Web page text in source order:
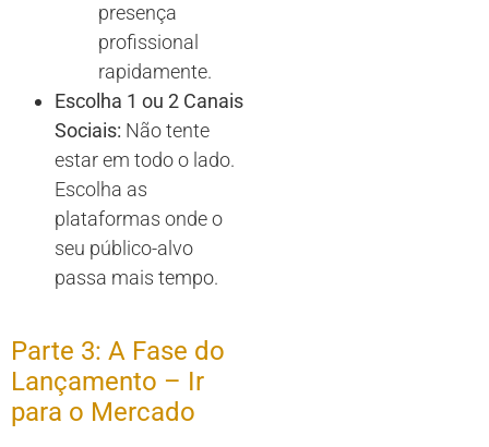
presença
profissional
rapidamente.
Escolha 1 ou 2 Canais
Sociais: Não tente
estar em todo o lado.
Escolha as
plataformas onde o
seu público-alvo
passa mais tempo.
Parte 3: A Fase do
Lançamento – Ir
para o Mercado